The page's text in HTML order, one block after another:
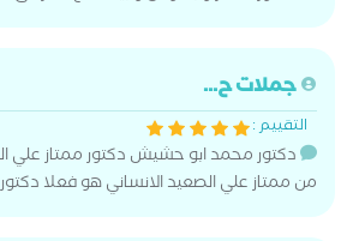
جملات ح...
التقييم :
دكتور محمد ابو حشيش دكتور ممتاز علي
من ممتاز علي الصعيد الانساني هو فعلا